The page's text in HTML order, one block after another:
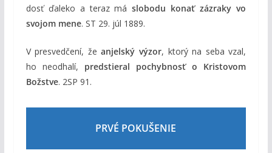
dosť ďaleko a teraz máslobodu konať zázraky vo
svojom mene. ST 29. júl 1889.
V presvedčení, žeanjelský výzor, ktorý na seba vzal,
ho neodhalí, predstieral pochybnosť o Kristovom
Božstve. 2SP 91.
PRVÉ POKUŠENIE